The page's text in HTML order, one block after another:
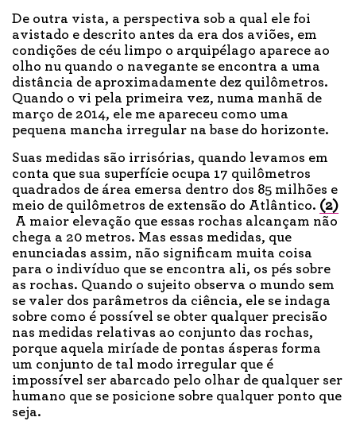
De outra vista, a perspectiva sob a qual ele foi
avistado e descrito antes da era dos aviões, em
condições de céu limpo o arquipélago aparece ao
olho nu quando o navegante se encontra a uma
distância de aproximadamente dez quilômetros.
Quando o vi pela primeira vez, numa manhã de
março de 2014, ele me apareceu como uma
pequena mancha irregular na base do horizonte.
Suas medidas são irrisórias, quando levamos em
conta que sua superfície ocupa 17 quilômetros
quadrados de área emersa dentro dos 85 milhões e
meio de quilômetros de extensão do Atlântico. (2)
A maior elevação que essas rochas alcançam não
chega a 20 metros. Mas essas medidas, que
enunciadas assim, não significam muita coisa
para o indivíduo que se encontra ali, os pés sobre
as rochas. Quando o sujeito observa o mundo sem
se valer dos parâmetros da ciência, ele se indaga
sobre como é possível se obter qualquer precisão
nas medidas relativas ao conjunto das rochas,
porque aquela miríade de pontas ásperas forma
um conjunto de tal modo irregular que é
impossível ser abarcado pelo olhar de qualquer ser
humano que se posicione sobre qualquer ponto que
seja.